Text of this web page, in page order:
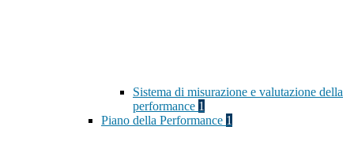
Sistema di misurazione e valutazione della
performance 1
Piano della Performance 1